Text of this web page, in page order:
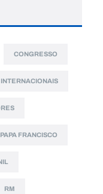
CONGRESSO
INTERNACIONAIS
PAPA FRANCISCO
RM